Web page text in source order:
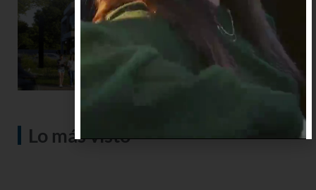
Lo más visto